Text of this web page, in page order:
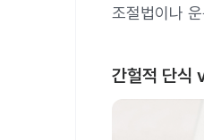
조절법이나
간헐적 단식